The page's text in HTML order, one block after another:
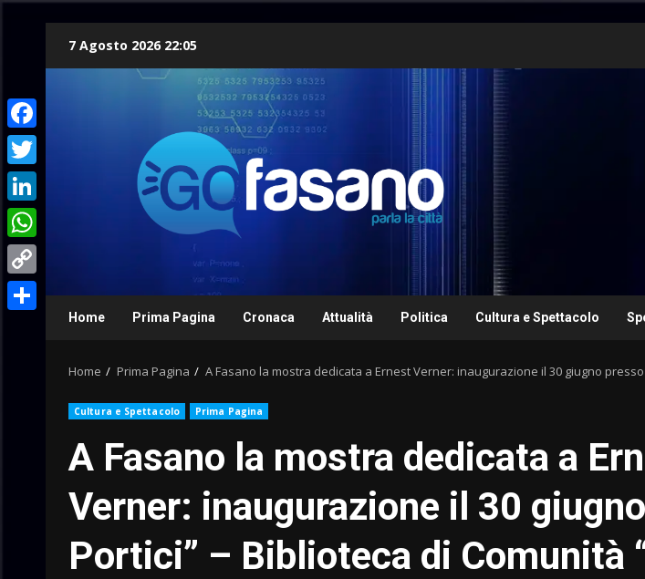
7 Agosto 2026 22:05
Home Prima Pagina Cronaca Attualità Politica Cultura e Spettacolo
Home Prima Pagina A Fasano la mostra dedicata a Ernest Verner: inaugurazione il 30 giugno presso
Cultura e Spettacolo Prima Pagina
A Fasano la mostra dedicata a
Verner: inaugurazione il 30
Portici” – Biblioteca di Comunità
Facebook
Twitter
LinkedIn
WhatsApp
Copy